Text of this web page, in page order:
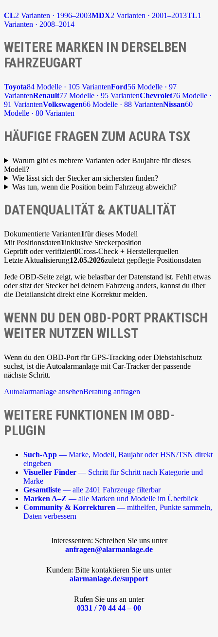
CL2 Varianten · 1996–2003MDX2 Varianten · 2001–2013TL1
Varianten · 2008–2014
WEITERE MARKEN IN DERSELBEN
FAHRZEUGART
Toyota84 Modelle · 105 VariantenFord56 Modelle · 97
VariantenRenault77 Modelle · 95 VariantenChevrolet76 Modelle ·
91 VariantenVolkswagen66 Modelle · 88 VariantenNissan60
Modelle · 80 Varianten
HÄUFIGE FRAGEN ZUM ACURA TSX
Warum gibt es mehrere Varianten oder Baujahre für dieses
Modell?
Wie lässt sich der Stecker am sichersten finden?
Was tun, wenn die Position beim Fahrzeug abweicht?
DATENQUALITÄT & AKTUALITÄT
Dokumentierte Varianten1für dieses Modell
Mit Positionsdaten1inklusive Steckerposition
Geprüft oder verifiziert0Cross-Check + Herstellerquellen
Letzte Aktualisierung12.05.2026zuletzt gepflegte Positionsdaten
Jede OBD-Seite zeigt, wie belastbar der Datenstand ist. Fehlt etwas
oder sitzt der Stecker bei deinem Fahrzeug anders, kannst du über
die Detailansicht direkt eine Korrektur melden.
WENN DU DEN OBD-PORT PRAKTISCH
WEITER NUTZEN WILLST
Wenn du den OBD-Port für GPS-Tracking oder Diebstahlschutz
suchst, ist die Autoalarmanlage mit Car-Tracker der passende
nächste Schritt.
Autoalarmanlage ansehenBeratung anfragen
WEITERE FUNKTIONEN IM OBD-
PLUGIN
Such-App — Marke, Modell, Baujahr oder HSN/TSN direkt
eingeben
Visueller Finder — Schritt für Schritt nach Kategorie und
Marke
Gesamtliste — alle 2401 Fahrzeuge filterbar
Marken A–Z — alle Marken und Modelle im Überblick
Community & Korrekturen — mithelfen, Punkte sammeln,
Daten verbessern
Interessenten: Schreiben Sie uns unter
anfragen@alarmanlage.de
Kunden: Bitte kontaktieren Sie uns unter
alarmanlage.de/support
Rufen Sie uns an unter
0331 / 70 44 44 – 00